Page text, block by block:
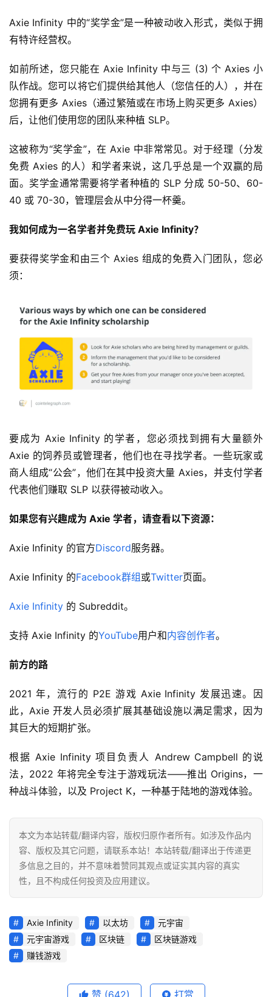
Axie Infinity 中的“奖学金”是一种被动收入形式，类似于拥
有特许经营权。
如前所述，您只能在 Axie Infinity 中与三 (3) 个 Axies 小
队作战。您可以将它们提供给其他人（您信任的人），并在
您拥有更多 Axies（通过繁殖或在市场上购买更多 Axies）
后，让他们使用您的团队来种植 SLP。
这被称为“奖学金”，在 Axie 中非常常见。对于经理（分发
免费 Axies 的人）和学者来说，这几乎总是一个双赢的局
面。奖学金通常需要将学者种植的 SLP 分成 50-50、60-
40 或 70-30，管理层会从中分得一杯羹。
我如何成为一名学者并免费玩 Axie Infinity？
要获得奖学金和由三个 Axies 组成的免费入门团队，您必
须：
要成为 Axie Infinity 的学者，您必须找到拥有大量额外
Axie 的饲养员或管理者，他们也在寻找学者。一些玩家或
商人组成“公会”，他们在其中投资大量 Axies，并支付学者
代表他们赚取 SLP 以获得被动收入。
如果您有兴趣成为 Axie 学者，请查看以下资源：
Axie Infinity 的官方Discord服务器。
Axie Infinity 的Facebook群组或Twitter页面。
Axie Infinity 的 Subreddit。
支持 Axie Infinity 的YouTube用户和内容创作者。
前方的路
2021 年，流行的 P2E 游戏 Axie Infinity 发展迅速。因
此，Axie 开发人员必须扩展其基础设施以满足需求，因为
其巨大的短期扩张。
根据 Axie Infinity 项目负责人 Andrew Campbell 的说
法，2022 年将完全专注于游戏玩法——推出 Origins，一
种战斗体验，以及 Project K，一种基于陆地的游戏体验。
本文为本站转载/翻译内容，版权归原作者所有。如涉及作品内
容、版权及其它问题，请联系本站！本站转载/翻译出于传递更
多信息之目的，并不意味着赞同其观点或证实其内容的真实
性，且不构成任何投资及应用建议。
Axie Infinity 以太坊
元宇宙
元宇宙游戏
区块链
区块链游戏
赚钱游戏
赞 (642) 打赏